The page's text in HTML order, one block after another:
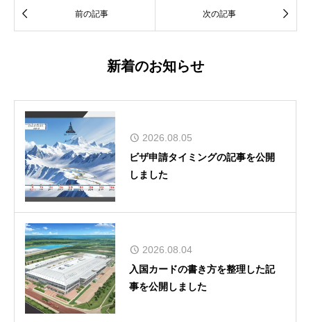
 前の記事 次の記事 
新着のお知らせ
2026.08.05
ビザ申請タイミングの記事を公開
しました
2026.08.04
入国カードの書き方を整理した記
事を公開しました